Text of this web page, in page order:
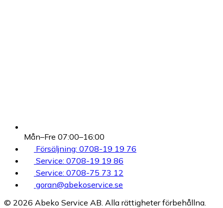
Mån–Fre 07:00–16:00
Försäljning: 0708-19 19 76
Service: 0708-19 19 86
Service: 0708-75 73 12
goran@abekoservice.se
© 2026 Abeko Service AB. Alla rättigheter förbehållna.